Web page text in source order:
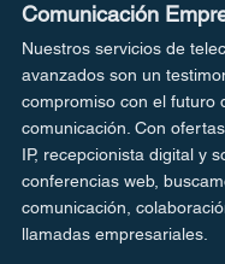
Comunicación
Nuestros servicios de
avanzados son un
compromiso con el futuro
comunicación. Con
IP, recepcionista digital y
conferencias web,
comunicación,
llamadas empresariales.